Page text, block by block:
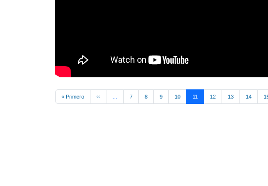
Pagination
« PrimeroFirst page
‹‹ Previous page
7 8 9 10 11 12 13 14